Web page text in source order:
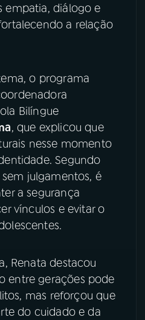
Facebook
empatia, diálogo e
a relação
o programa
Bilíngue
, que explicou que
nesse momento
Segundo
sem julgamentos, é
a segurança
vínculos e evitar o
Renata destacou
entre gerações pode
mas reforçou que
do cuidado e da